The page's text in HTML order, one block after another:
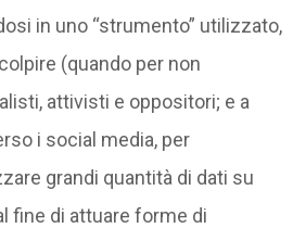
in uno “strumento” utilizzato,
(quando per non
attivisti e oppositori; e a
i social media, per
grandi quantità di dati su
fine di attuare forme di